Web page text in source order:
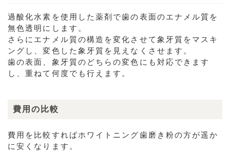
過酸化水素を使用した薬剤で歯の表面のエナメル質を
無色透明にします。
さらにエナメル質の構造を変化させて象牙質をマスキ
ングし、変色した象牙質を見えなくさせます。
歯の表面、象牙質のどちらの変色にも対応できます
し、重ねて何度でも行えます。
費用の比較
費用を比較すればホワイトニング歯磨き粉の方が遥か
に安くなります。